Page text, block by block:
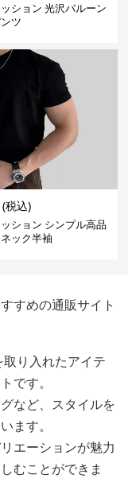
ション 光沢バルーン
ツ
(税込)
ション シンプル高品
ック半袖
すめの通販サイト
り入れたアイテ
です。
など、スタイルを
ます。
エーションが魅力
むことができま